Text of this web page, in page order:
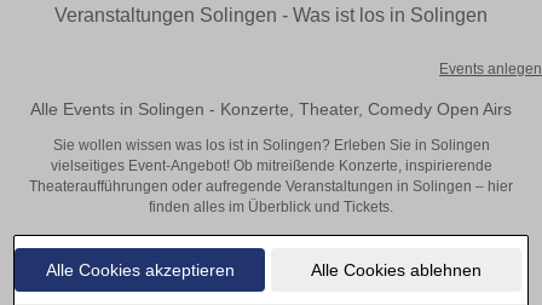
Alle Cookies akzeptieren Alle Cookies ablehnen
Veranstaltungen Solingen - Was ist los in Solingen
Events anlegen
Alle Events in Solingen - Konzerte, Theater, Comedy Open Airs
Sie wollen wissen was los ist in Solingen? Erleben Sie in Solingen
vielseitiges Event-Angebot! Ob mitreißende Konzerte, inspirierende
Theateraufführungen oder aufregende Veranstaltungen in Solingen – hier
finden alles im Überblick und Tickets.